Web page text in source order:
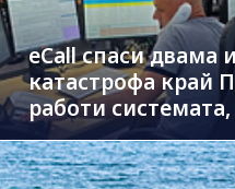
eCall спаси двама
катастрофа край
работи
новите коли